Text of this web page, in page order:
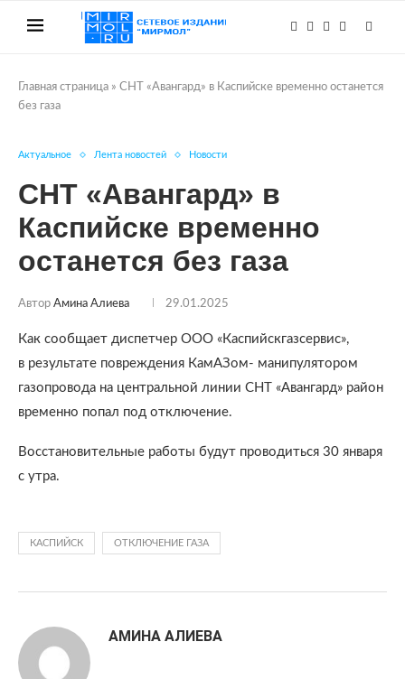
Главная страница » СНТ «Авангард» в Каспийске временно останется
без газа
Актуальное Лента новостей Новости
СНТ «Авангард» в
Каспийске временно
останется без газа
Автор Амина Алиева 29.01.2025
Как сообщает диспетчер ООО «Каспийскгазсервис»,
в результате повреждения КамАЗом- манипулятором
газопровода на центральной линии СНТ «Авангард» район
временно попал под отключение.
Восстановительные работы будут проводиться 30 января
с утра.
КАСПИЙСК ОТКЛЮЧЕНИЕ ГАЗА
АМИНА АЛИЕВА